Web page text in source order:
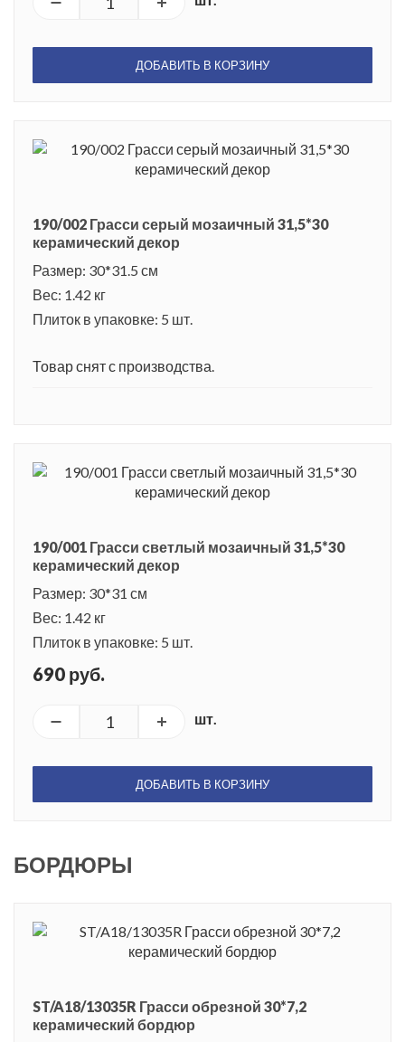
ДОБАВИТЬ В КОРЗИНУ
190/002 Грасси серый мозаичный 31,5*30
керамический декор
Размер: 30*31.5 см
Вес: 1.42 кг
Плиток в упаковке: 5 шт.
Товар снят с производства.
190/001 Грасси светлый мозаичный 31,5*30
керамический декор
Размер: 30*31 см
Вес: 1.42 кг
Плиток в упаковке: 5 шт.
690 руб.
шт.
ДОБАВИТЬ В КОРЗИНУ
БОРДЮРЫ
ST/A18/13035R Грасси обрезной 30*7,2
керамический бордюр